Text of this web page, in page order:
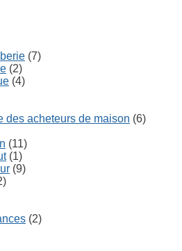
(7)
(2)
(4)
des acheteurs de maison (6)
(11)
(1)
(9)
(2)